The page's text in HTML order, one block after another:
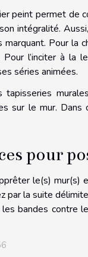
peint permet de
intégralité.
Pour la
l’inciter à la
séries animées.
sur le mur. Dans
pour
le(s)
par la suite
bandes contre